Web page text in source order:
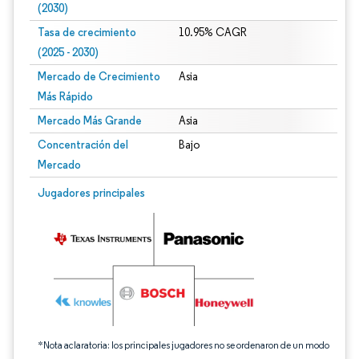
(2030)
Tasa de crecimiento
(2025 - 2030)
10.95% CAGR
Mercado de Crecimiento
Más Rápido
Asia
Mercado Más Grande Asia
Concentración del
Mercado
Bajo
Jugadores principales
*Nota aclaratoria: los principales jugadores no se ordenaron de un modo
Imagen © Mordor Intelligence. El uso requiere atribución según CC BY 4.0.